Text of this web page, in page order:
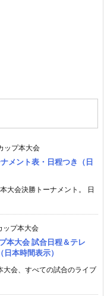
ップ本大会
メント表・日程つき（日
大会決勝トーナメント。 日
ップ本大会
本大会 試合日程＆テレ
本時間表示）
大会、すべての試合のライブ